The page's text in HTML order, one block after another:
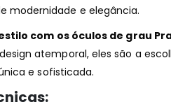
modernidade e elegância.
com os óculos de grau
atemporal, eles são a
e sofisticada.